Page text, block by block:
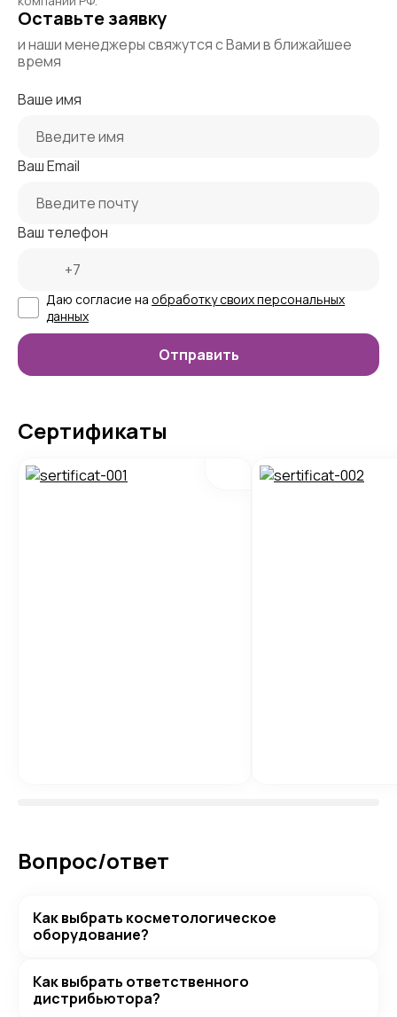
Оставьте заявку
и наши менеджеры свяжутся с Вами в ближайшее
время
Ваше имя
Ваш Email
Ваш телефон
Даю согласие на обработку своих персональных
данных
Сертификаты
Вопрос/ответ
Как выбрать косметологическое
оборудование?
Как выбрать ответственного
дистрибьютора?